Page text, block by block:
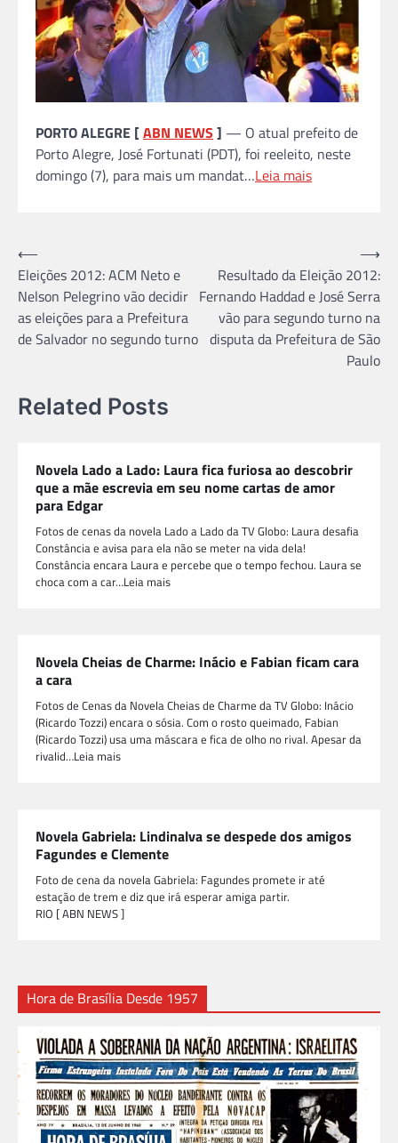
PORTO ALEGRE [ABN NEWS ] — O atual prefeito de
Porto Alegre, José Fortunati (PDT), foi reeleito, neste
domingo (7), para mais um mandat…Leia mais
Navegação
de
Post
⟵
Eleições 2012: ACM Neto e
Nelson Pelegrino vão decidir
as eleições para a Prefeitura
de Salvador no segundo turno
Resultado da Eleição 2012:
Fernando Haddad e José Serra
vão para segundo turno na
disputa da Prefeitura de São
Paulo
⟶
Related Posts
Novela Lado a Lado: Laura fica furiosa ao descobrir
que a mãe escrevia em seu nome cartas de amor
para Edgar
Fotos de cenas da novela Lado a Lado da TV Globo: Laura desafia
Constância e avisa para ela não se meter na vida dela!
Constância encara Laura e percebe que o tempo fechou. Laura se
choca com a car…Leia mais
Novela Cheias de Charme: Inácio e Fabian ficam cara
a cara
Fotos de Cenas da Novela Cheias de Charme da TV Globo: Inácio
(Ricardo Tozzi) encara o sósia. Com o rosto queimado, Fabian
(Ricardo Tozzi) usa uma máscara e fica de olho no rival. Apesar da
rivalid…Leia mais
Novela Gabriela: Lindinalva se despede dos amigos
Fagundes e Clemente
Foto de cena da novela Gabriela: Fagundes promete ir até
estação de trem e diz que irá esperar amiga partir.
RIO [ ABN NEWS ]
Hora de Brasília Desde 1957